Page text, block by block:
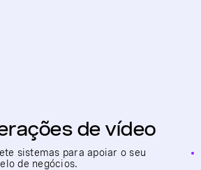
de vídeo
sistemas para apoiar o seu
de negócios.